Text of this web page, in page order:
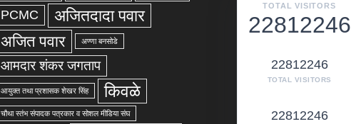
PCMC अजितदादा पवार
अजित पवार अण्णा बनसोडे
आमदार शंकर जगताप
आयुक्त तथा प्रशासक शेखर सिंह किवळे
चौथा स्तंभ संपादक पत्रकार व सोशल मीडिया संघ
TOTAL VISITORS
22812246
22812246
TOTAL VISITORS
22812246